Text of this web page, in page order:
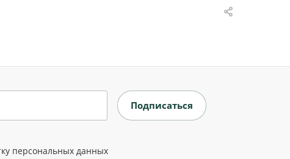
персональных данных